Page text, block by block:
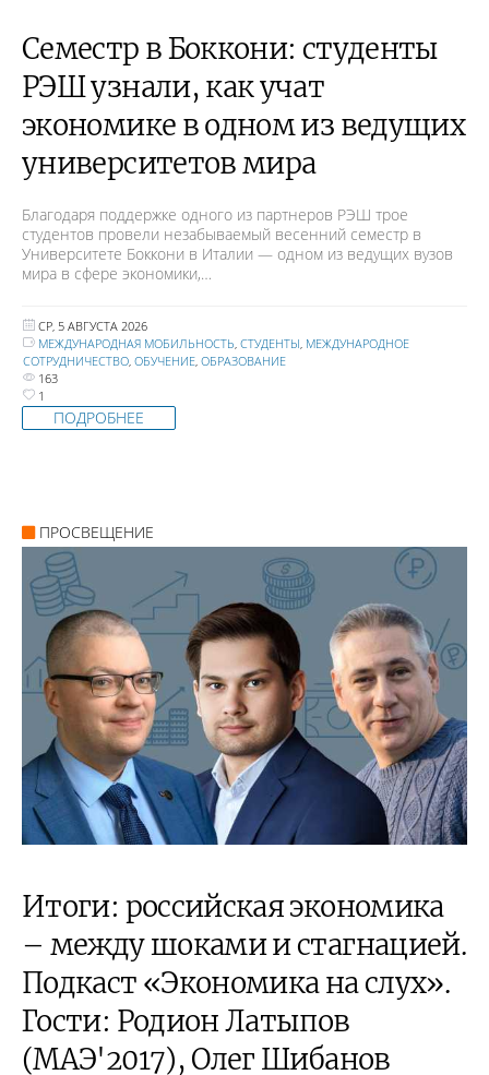
Семестр в Боккони: студенты
РЭШ узнали, как учат
экономике в одном из ведущих
университетов мира
Благодаря поддержке одного из партнеров РЭШ трое
студентов провели незабываемый весенний семестр в
Университете Боккони в Италии — одном из ведущих вузов
мира в сфере экономики,…
СР, 5 АВГУСТА 2026
МЕЖДУНАРОДНАЯ МОБИЛЬНОСТЬ, СТУДЕНТЫ, МЕЖДУНАРОДНОЕ
СОТРУДНИЧЕСТВО, ОБУЧЕНИЕ, ОБРАЗОВАНИЕ
163
1
ПОДРОБНЕЕ
ПРОСВЕЩЕНИЕ
Итоги: российская экономика
– между шоками и стагнацией.
Подкаст «Экономика на слух».
Гости: Родион Латыпов
(МАЭ'2017), Олег Шибанов